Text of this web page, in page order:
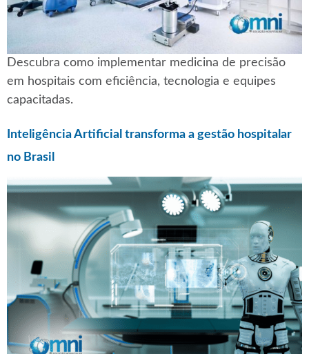
Descubra como implementar medicina de precisão
em hospitais com eficiência, tecnologia e equipes
capacitadas.
Inteligência Artificial transforma a gestão hospitalar
no Brasil